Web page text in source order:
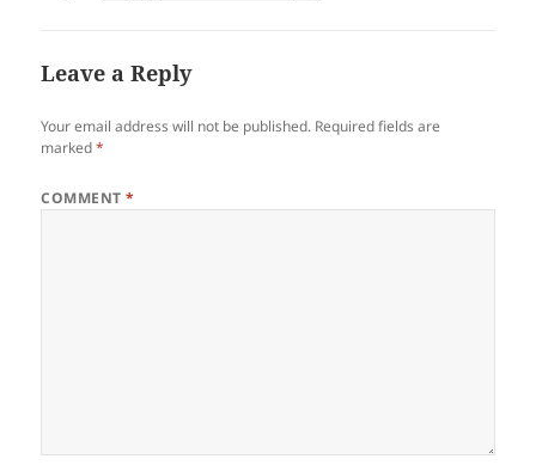
Leave a Reply
Your email address will not be published. Required fields are
marked*
COMMENT*